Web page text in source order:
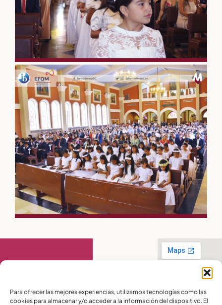
Para ofrecer las mejores experiencias, utilizamos tecnologías como las
cookies para almacenar y/o acceder a la información del dispositivo. El
Contáctanos